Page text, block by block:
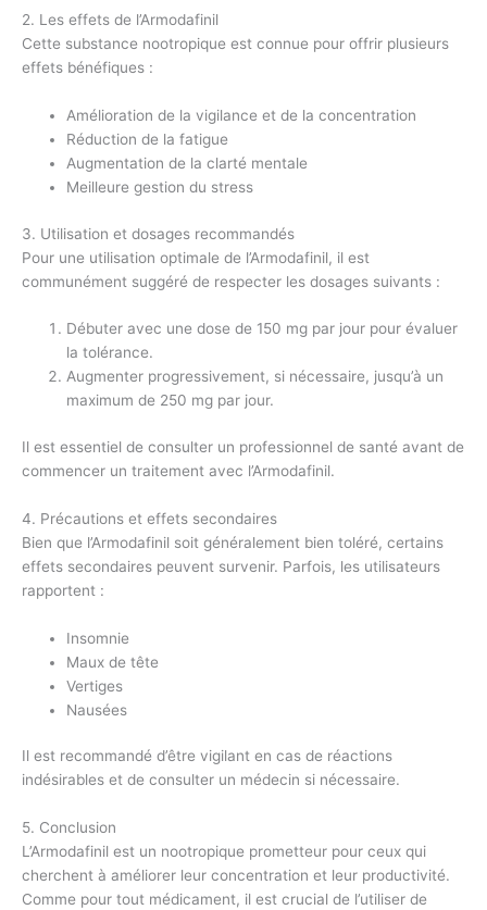
2. Les effets de l’Armodafinil
Cette substance nootropique est connue pour offrir plusieurs
effets bénéfiques :
Amélioration de la vigilance et de la concentration
Réduction de la fatigue
Augmentation de la clarté mentale
Meilleure gestion du stress
3. Utilisation et dosages recommandés
Pour une utilisation optimale de l’Armodafinil, il est
communément suggéré de respecter les dosages suivants :
Débuter avec une dose de 150 mg par jour pour évaluer
la tolérance.
Augmenter progressivement, si nécessaire, jusqu’à un
maximum de 250 mg par jour.
Il est essentiel de consulter un professionnel de santé avant de
commencer un traitement avec l’Armodafinil.
4. Précautions et effets secondaires
Bien que l’Armodafinil soit généralement bien toléré, certains
effets secondaires peuvent survenir. Parfois, les utilisateurs
rapportent :
Insomnie
Maux de tête
Vertiges
Nausées
Il est recommandé d’être vigilant en cas de réactions
indésirables et de consulter un médecin si nécessaire.
5. Conclusion
L’Armodafinil est un nootropique prometteur pour ceux qui
cherchent à améliorer leur concentration et leur productivité.
Comme pour tout médicament, il est crucial de l’utiliser de